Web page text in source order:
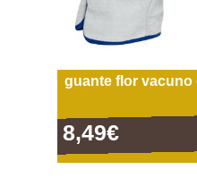
guante flor vacuno
8,49€